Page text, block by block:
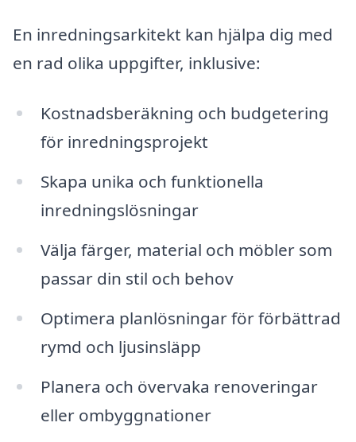
En inredningsarkitekt kan hjälpa dig med
en rad olika uppgifter, inklusive:
Kostnadsberäkning och budgetering
för inredningsprojekt
Skapa unika och funktionella
inredningslösningar
Välja färger, material och möbler som
passar din stil och behov
Optimera planlösningar för förbättrad
rymd och ljusinsläpp
Planera och övervaka renoveringar
eller ombyggnationer